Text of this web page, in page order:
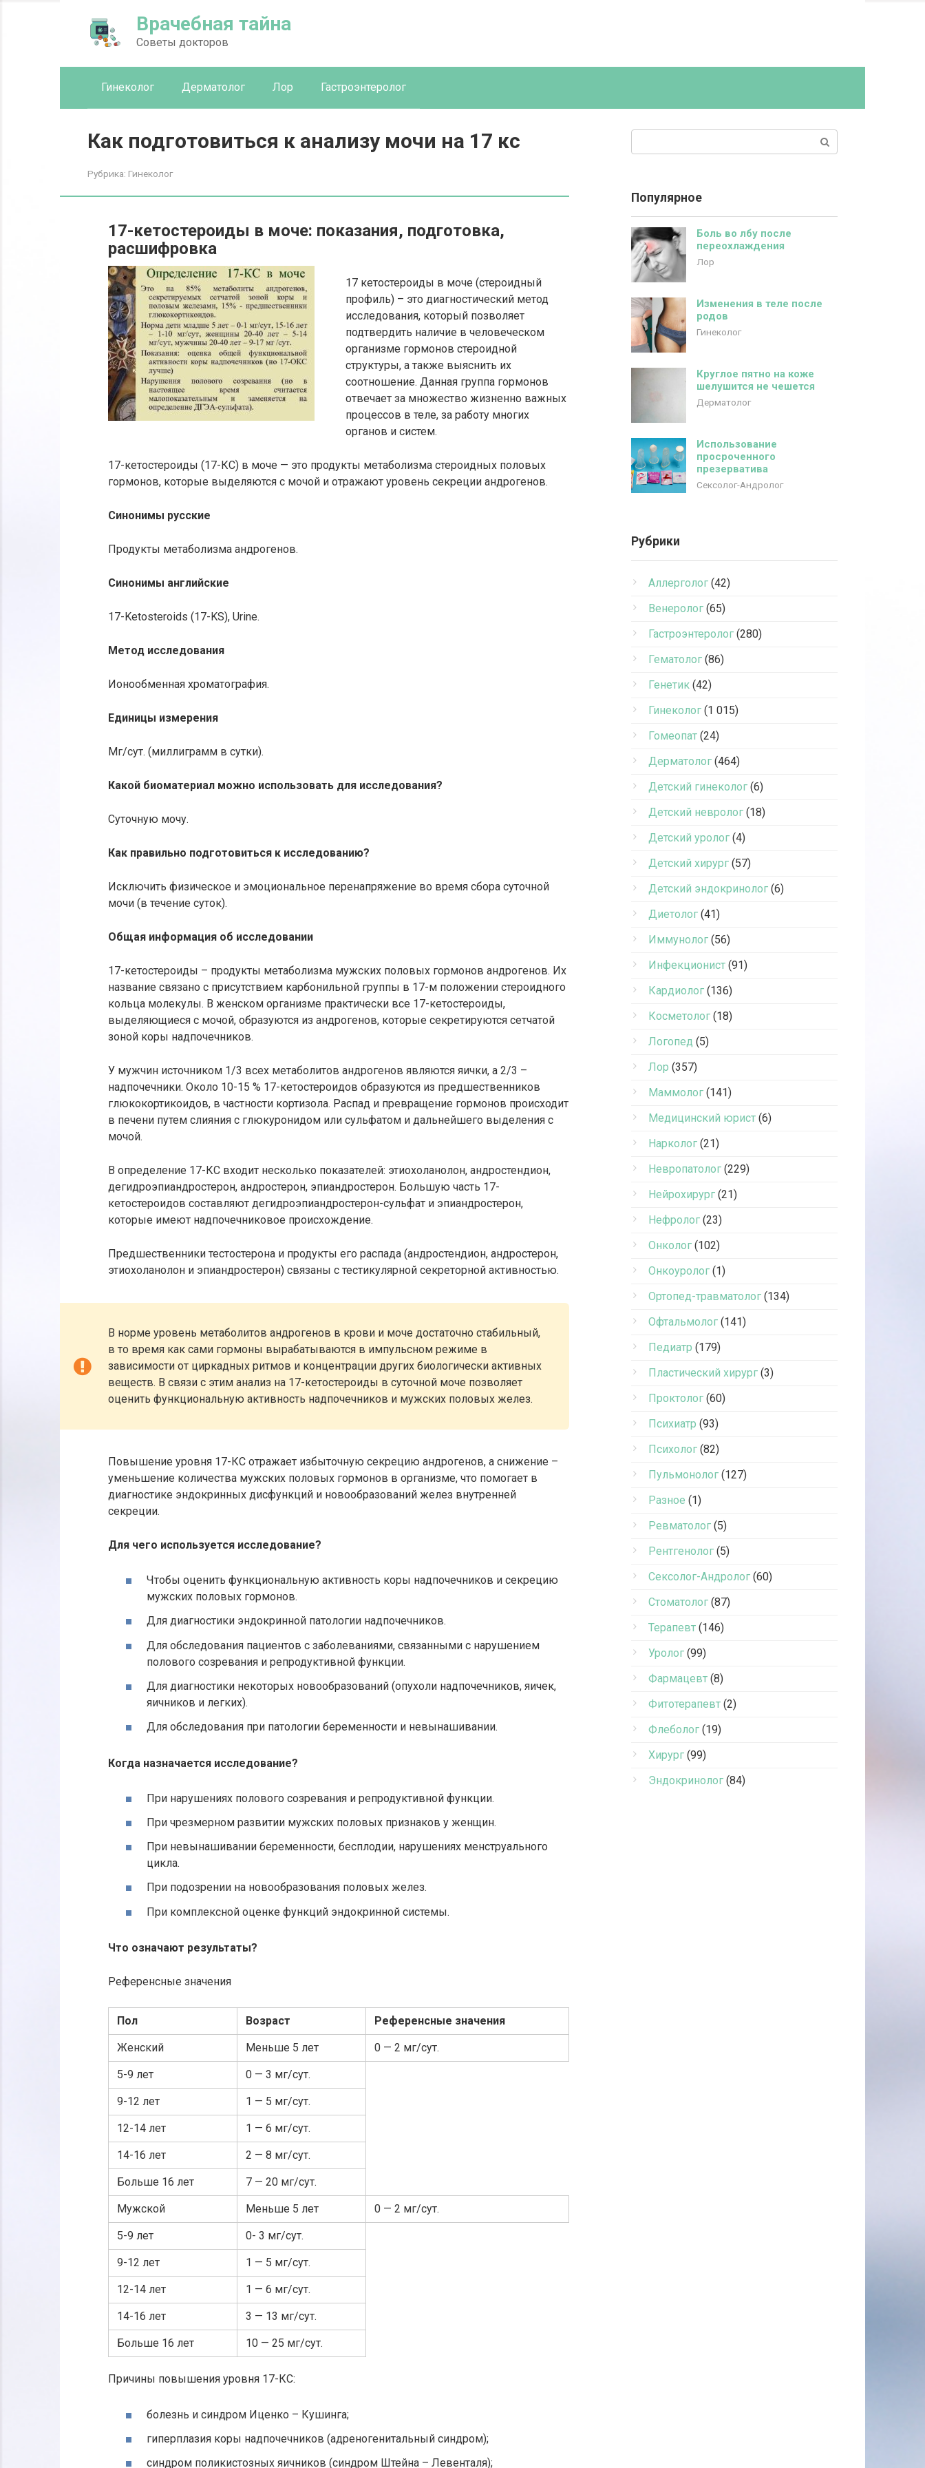
Врачебная тайна
Советы докторов
Гинеколог Дерматолог Лор Гастроэнтеролог
Как подготовиться к анализу мочи на 17 кс
Рубрика: Гинеколог
17-кетостероиды в моче: показания, подготовка,
расшифровка
17 кетостероиды в моче (стероидный
профиль) – это диагностический метод
исследования, который позволяет
подтвердить наличие в человеческом
организме гормонов стероидной
структуры, а также выяснить их
соотношение. Данная группа гормонов
отвечает за множество жизненно важных
процессов в теле, за работу многих
органов и систем.
17-кетостероиды (17-КС) в моче — это продукты метаболизма стероидных половых
гормонов, которые выделяются с мочой и отражают уровень секреции андрогенов.
Синонимы русские
Продукты метаболизма андрогенов.
Синонимы английские
17-Ketosteroids (17-KS), Urine.
Метод исследования
Ионообменная хроматография.
Единицы измерения
Мг/сут. (миллиграмм в сутки).
Какой биоматериал можно использовать для исследования?
Суточную мочу.
Как правильно подготовиться к исследованию?
Исключить физическое и эмоциональное перенапряжение во время сбора суточной
мочи (в течение суток).
Общая информация об исследовании
17-кетостероиды – продукты метаболизма мужских половых гормонов андрогенов. Их
название связано с присутствием карбонильной группы в 17-м положении стероидного
кольца молекулы. В женском организме практически все 17-кетостероиды,
выделяющиеся с мочой, образуются из андрогенов, которые секретируются сетчатой
зоной коры надпочечников.
У мужчин источником 1/3 всех метаболитов андрогенов являются яички, а 2/3 –
надпочечники. Около 10-15 % 17-кетостероидов образуются из предшественников
глюкокортикоидов, в частности кортизола. Распад и превращение гормонов происходит
в печени путем слияния с глюкуронидом или сульфатом и дальнейшего выделения с
мочой.
В определение 17-КС входит несколько показателей: этиохоланолон, андростендион,
дегидроэпиандростерон, андростерон, эпиандростерон. Большую часть 17-
кетостероидов составляют дегидроэпиандростерон-сульфат и эпиандростерон,
которые имеют надпочечниковое происхождение.
Предшественники тестостерона и продукты его распада (андростендион, андростерон,
этиохоланолон и эпиандростерон) связаны с тестикулярной секреторной активностью.
В норме уровень метаболитов андрогенов в крови и моче достаточно стабильный,
в то время как сами гормоны вырабатываются в импульсном режиме в
зависимости от циркадных ритмов и концентрации других биологически активных
веществ. В связи с этим анализ на 17-кетостероиды в суточной моче позволяет
оценить функциональную активность надпочечников и мужских половых желез.
Повышение уровня 17-КС отражает избыточную секрецию андрогенов, а снижение –
уменьшение количества мужских половых гормонов в организме, что помогает в
диагностике эндокринных дисфункций и новообразований желез внутренней
секреции.
Для чего используется исследование?
Чтобы оценить функциональную активность коры надпочечников и секрецию
мужских половых гормонов.
Для диагностики эндокринной патологии надпочечников.
Для обследования пациентов с заболеваниями, связанными с нарушением
полового созревания и репродуктивной функции.
Для диагностики некоторых новообразований (опухоли надпочечников, яичек,
яичников и легких).
Для обследования при патологии беременности и невынашивании.
Когда назначается исследование?
При нарушениях полового созревания и репродуктивной функции.
При чрезмерном развитии мужских половых признаков у женщин.
При невынашивании беременности, бесплодии, нарушениях менструального
цикла.
При подозрении на новообразования половых желез.
При комплексной оценке функций эндокринной системы.
Что означают результаты?
Референсные значения
Пол Возраст Референсные значения
Женский Меньше 5 лет 0 — 2 мг/сут.
5-9 лет 0 — 3 мг/сут.
9-12 лет 1 — 5 мг/сут.
12-14 лет 1 — 6 мг/сут.
14-16 лет 2 — 8 мг/сут.
Больше 16 лет 7 — 20 мг/сут.
Мужской Меньше 5 лет 0 — 2 мг/сут.
5-9 лет 0- 3 мг/сут.
9-12 лет 1 — 5 мг/сут.
12-14 лет 1 — 6 мг/сут.
14-16 лет 3 — 13 мг/сут.
Больше 16 лет 10 — 25 мг/сут.
Причины повышения уровня 17-КС:
болезнь и синдром Иценко – Кушинга;
гиперплазия коры надпочечников (адреногенитальный синдром);
синдром поликистозных яичников (синдром Штейна – Левенталя);
Популярное
Боль во лбу после
переохлаждения
Лор
Изменения в теле после
родов
Гинеколог
Круглое пятно на коже
шелушится не чешется
Дерматолог
Использование
просроченного
презерватива
Сексолог-Андролог
Рубрики
Аллерголог (42)
Венеролог (65)
Гастроэнтеролог (280)
Гематолог (86)
Генетик (42)
Гинеколог (1 015)
Гомеопат (24)
Дерматолог (464)
Детский гинеколог (6)
Детский невролог (18)
Детский уролог (4)
Детский хирург (57)
Детский эндокринолог (6)
Диетолог (41)
Иммунолог (56)
Инфекционист (91)
Кардиолог (136)
Косметолог (18)
Логопед (5)
Лор (357)
Маммолог (141)
Медицинский юрист (6)
Нарколог (21)
Невропатолог (229)
Нейрохирург (21)
Нефролог (23)
Онколог (102)
Онкоуролог (1)
Ортопед-травматолог (134)
Офтальмолог (141)
Педиатр (179)
Пластический хирург (3)
Проктолог (60)
Психиатр (93)
Психолог (82)
Пульмонолог (127)
Разное (1)
Ревматолог (5)
Рентгенолог (5)
Сексолог-Андролог (60)
Стоматолог (87)
Терапевт (146)
Уролог (99)
Фармацевт (8)
Фитотерапевт (2)
Флеболог (19)
Хирург (99)
Эндокринолог (84)